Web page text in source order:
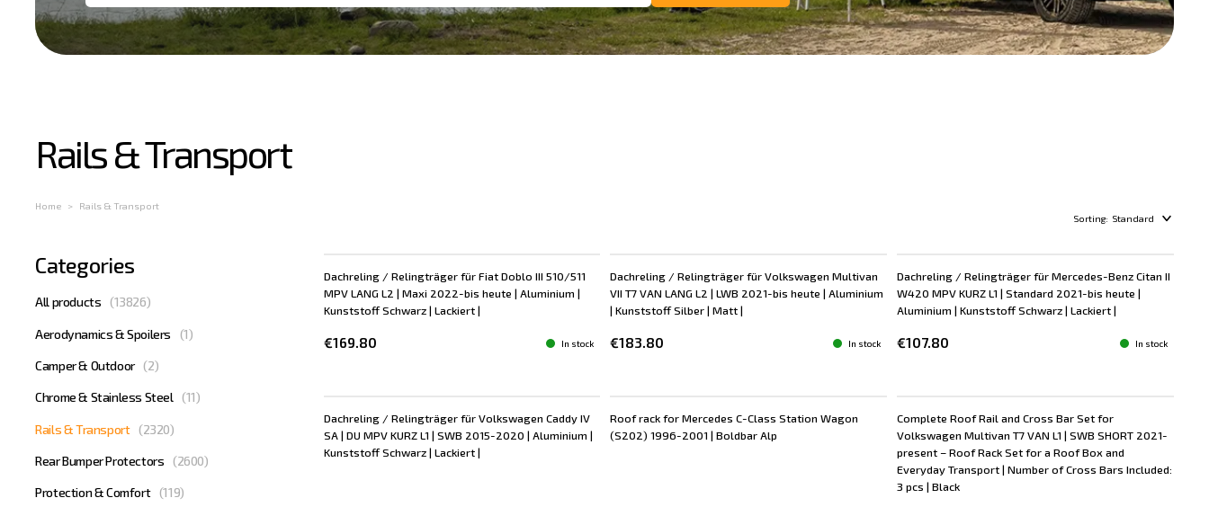
Rails & Transport
Home
Rails & Transport
Sorting: Standard
Categories
All products (13826)
Aerodynamics & Spoilers (1)
Camper & Outdoor (2)
Chrome & Stainless Steel (11)
Rails & Transport (2320)
Rear Bumper Protectors (2600)
Protection & Comfort (119)
Dachreling / Relingträger für Fiat Doblo III 510/511
MPV LANG L2 | Maxi 2022-bis heute | Aluminium |
Kunststoff Schwarz | Lackiert |
€169.80 In stock
Dachreling / Relingträger für Volkswagen Multivan
VII T7 VAN LANG L2 | LWB 2021-bis heute | Aluminium
| Kunststoff Silber | Matt |
€183.80 In stock
Dachreling / Relingträger für Mercedes-Benz Citan II
W420 MPV KURZ L1 | Standard 2021-bis heute |
Aluminium | Kunststoff Schwarz | Lackiert |
€107.80 In stock
Dachreling / Relingträger für Volkswagen Caddy IV
SA | DU MPV KURZ L1 | SWB 2015-2020 | Aluminium |
Kunststoff Schwarz | Lackiert |
New
Roof rack for Mercedes C-Class Station Wagon
(S202) 1996-2001 | Boldbar Alp
Complete Roof Rail and Cross Bar Set for
Volkswagen Multivan T7 VAN L1 | SWB SHORT 2021-
present – Roof Rack Set for a Roof Box and
Everyday Transport | Number of Cross Bars Included:
3 pcs | Black